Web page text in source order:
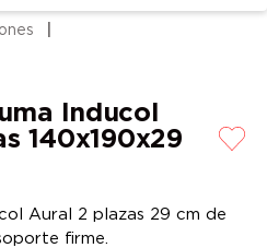
Inducol
140x190x29
2 plazas 29 cm de
firme.